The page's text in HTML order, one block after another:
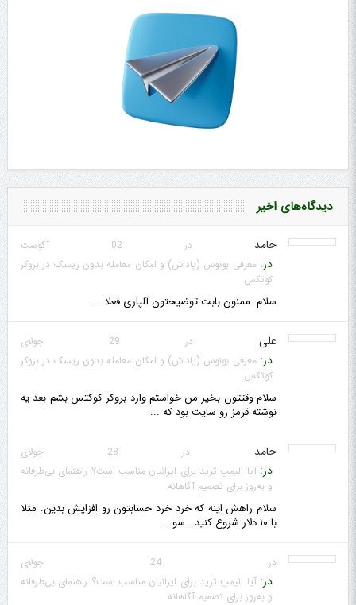
دیدگاه‌های اخیر
حامد در 02 آگوست
در:معرفی بونوس (پاداش) و امکان معامله بدون ریسک در بروکر
کوتکس
سلام. ممنون بابت توضیحتون آلپاری فعلا ...
علی در 29 جولای
در:معرفی بونوس (پاداش) و امکان معامله بدون ریسک در بروکر
کوتکس
سلام وقتتون بخیر من خواستم وارد بروکر کوکتس بشم بعد یه
نوشته قرمز رو سایت بود که ...
حامد در 28 جولای
در:آیا الیمپ ترید برای ایرانیان مناسب است؟ راهنمای بی‌طرفانه
و به‌روز برای تصمیم آگاهانه
سلام راهش اینه که خرد خرد حسابتون رو افزایش بدین. مثلا
با ۱۰ دلار شروع کنید . سو ...
در 24 جولای
در:آیا الیمپ ترید برای ایرانیان مناسب است؟ راهنمای بی‌طرفانه
و به‌روز برای تصمیم آگاهانه